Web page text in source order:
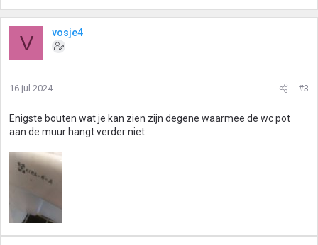
V vosje4
16 jul 2024 #3
Enigste bouten wat je kan zien zijn degene waarmee de wc pot
aan de muur hangt verder niet